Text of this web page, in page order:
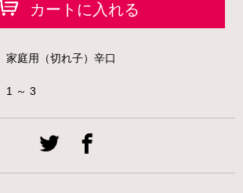
カートに入れる
家庭用（切れ子）辛口
1 ～ 3